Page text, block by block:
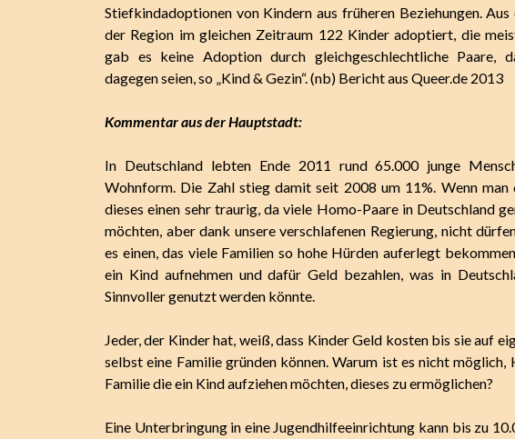
Stiefkindadoptionen von Kindern aus früheren Beziehungen.
der Region im gleichen Zeitraum 122 Kinder adoptiert, die
gab es keine Adoption durch gleichgeschlechtliche Paare,
dagegen seien, so „Kind & Gezin“. (nb) Bericht aus Queer.de 2013
Kommentar aus der Hauptstadt:
In Deutschland lebten Ende 2011 rund 65.000 junge
Wohnform. Die Zahl stieg damit seit 2008 um 11%. Wenn
dieses einen sehr traurig, da viele Homo-Paare in Deutschland
möchten, aber dank unsere verschlafenen Regierung, nicht
es einen, das viele Familien so hohe Hürden auferlegt
ein Kind aufnehmen und dafür Geld bezahlen, was in
Sinnvoller genutzt werden könnte.
Jeder, der Kinder hat, weiß, dass Kinder Geld kosten bis sie auf
selbst eine Familie gründen können. Warum ist es nicht möglich,
Familie die ein Kind aufziehen möchten, dieses zu ermöglichen?
Eine Unterbringung in eine Jugendhilfeeinrichtung kann bis zu